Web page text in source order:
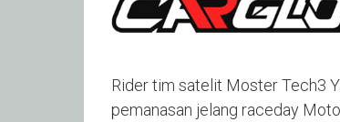
Rider tim satelit Moster Tech3
pemanasan jelang raceday